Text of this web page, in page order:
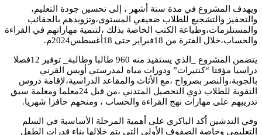
ويهدف المشروع في مدة ستة أشهر ، إلى تحسين جودة التعليم،
والتحفيز والتشجيع للطلاب ضعيفي المستوى،وتزويدهم بالحقائب
والمستلزمات،وطباعة الكتب الخاصة بذلك ،لتنمية مهاراتهم في القراءة
والحساب،خلال الفترة من 18فبراير حتى 18أغسطس2024م.
يتضمن المشروع _الذي يستفيد منه 960 طالبا وطالبة_ توفير 12فصلا
دراسيا مؤقتا “كنتيرات” ودورات مياه لمدرستي أويس القرني
بالجوبة،والنصر بصرواح ،مع الأثاث والمقاعد الدراسية،لإقامة دروس
التقوية للطلاب ذوي التحصيل المتدني ،من قبل 24معلما ومعلمة سبق
تدريبهم على مهارات نهج القراءة والحساب ، ومنحهم حافزا شهريا.
وفي التدشين أكد الباكري على أهمية المرحلة الأساسية في السلم
التعليمي وخاصة الصفوف الأولى التي يتم خلالها بناء قدرات الطفل